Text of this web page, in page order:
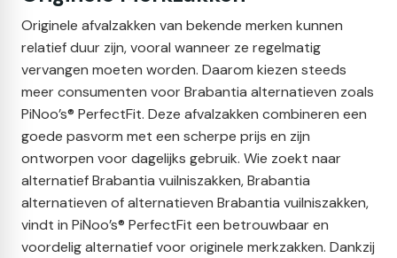
Originele afvalzakken van bekende merken kunnen
relatief duur zijn, vooral wanneer ze regelmatig
vervangen moeten worden. Daarom kiezen steeds
meer consumenten voor Brabantia alternatieven zoals
PiNoo’s® PerfectFit. Deze afvalzakken combineren een
goede pasvorm met een scherpe prijs en zijn
ontworpen voor dagelijks gebruik. Wie zoekt naar
alternatief Brabantia vuilniszakken, Brabantia
alternatieven of alternatieven Brabantia vuilniszakken,
vindt in PiNoo’s® PerfectFit een betrouwbaar en
voordelig alternatief voor originele merkzakken. Dankzij